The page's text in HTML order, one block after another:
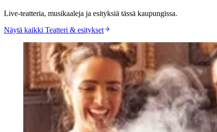
Live-teatteria, musikaaleja ja esityksiä tässä kaupungissa.
Näytä kaikki Teatteri & esitykset